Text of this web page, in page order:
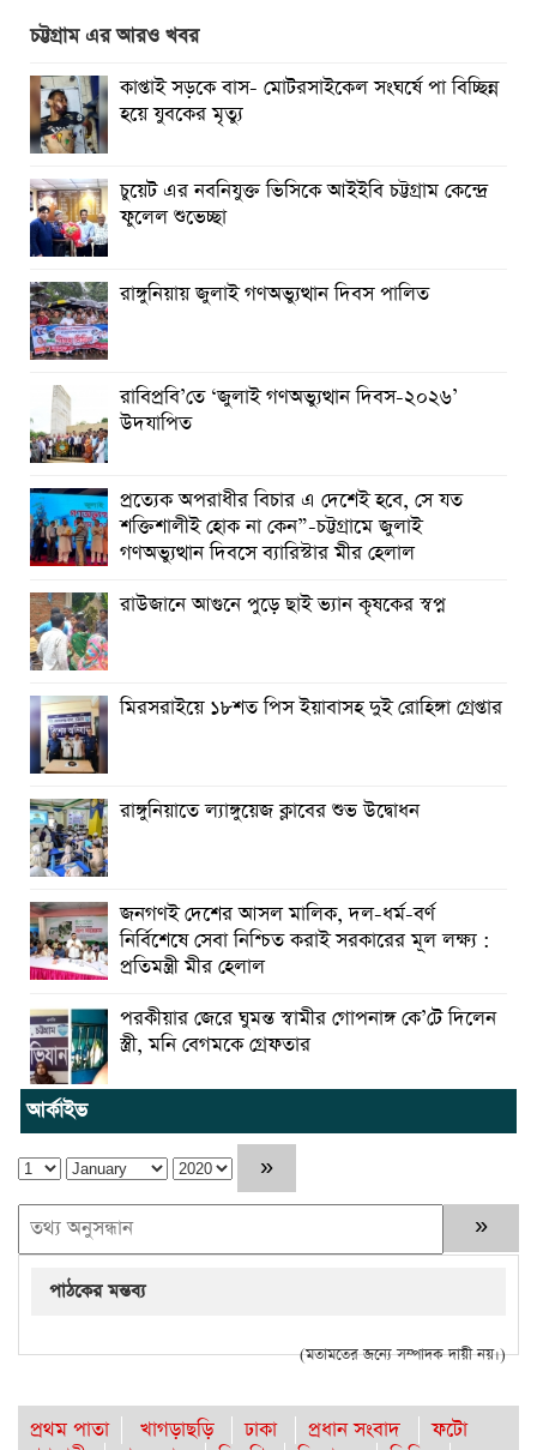
ব্রহ্মপুত্র নদে নিখোঁজ কৃষকের সন্ধান মেলেনি
রাঙ্গুনিয়ায় জুলাই গণঅভ্যুত্থান দিবস পালিত
পার্বতীপুরে জুলাই গণঅভ্যুত্থান দিবস পালন
আত্রাইয়ে যথাযোগ্য মর্যাদায় ‘জুলাই গণঅভ্যুত্থান দিবস’ পালিত
ঝালকাঠিতে জুলাই গণঅভ্যুত্থান দিবস পালিত
রাবিপ্রবি’তে ‘জুলাই গণঅভ্যুত্থান দিবস-২০২৬’ উদযাপিত
চট্টগ্রাম এর আরও খবর
কাপ্তাই সড়কে বাস- মোটরসাইকেল সংঘর্ষে পা বিচ্ছিন্ন
হয়ে যুবকের মৃত্যু
চুয়েট এর নবনিযুক্ত ভিসিকে আইইবি চট্টগ্রাম কেন্দ্রে
ফুলেল শুভেচ্ছা
রাঙ্গুনিয়ায় জুলাই গণঅভ্যুত্থান দিবস পালিত
রাবিপ্রবি’তে ‘জুলাই গণঅভ্যুত্থান দিবস-২০২৬’
উদযাপিত
প্রত্যেক অপরাধীর বিচার এ দেশেই হবে, সে যত
শক্তিশালীই হোক না কেন”-চট্টগ্রামে জুলাই
গণঅভ্যুত্থান দিবসে ব্যারিস্টার মীর হেলাল
রাউজানে আগুনে পুড়ে ছাই ভ্যান কৃষকের স্বপ্ন
মিরসরাইয়ে ১৮শত পিস ইয়াবাসহ দুই রোহিঙ্গা গ্রেপ্তার
রাঙ্গুনিয়াতে ল্যাঙ্গুয়েজ ক্লাবের শুভ উদ্বোধন
জনগণই দেশের আসল মালিক, দল-ধর্ম-বর্ণ
নির্বিশেষে সেবা নিশ্চিত করাই সরকারের মূল লক্ষ্য :
প্রতিমন্ত্রী মীর হেলাল
পরকীয়ার জেরে ঘুমন্ত স্বামীর গোপনাঙ্গ কে’টে দিলেন
স্ত্রী, মনি বেগমকে গ্রেফতার
আর্কাইভ
পাঠকের মন্তব্য
(মতামতের জন্যে সম্পাদক দায়ী নয়।)
প্রথম পাতা খাগড়াছড়ি ঢাকা প্রধান সংবাদ
ফটো